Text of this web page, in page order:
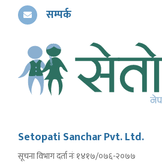
सम्पर्क
Setopati Sanchar Pvt. Ltd.
सूचना विभाग दर्ता नंः १४१७/०७६-२०७७